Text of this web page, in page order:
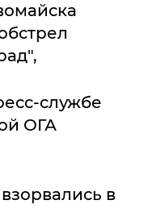
службе
ОГА
в